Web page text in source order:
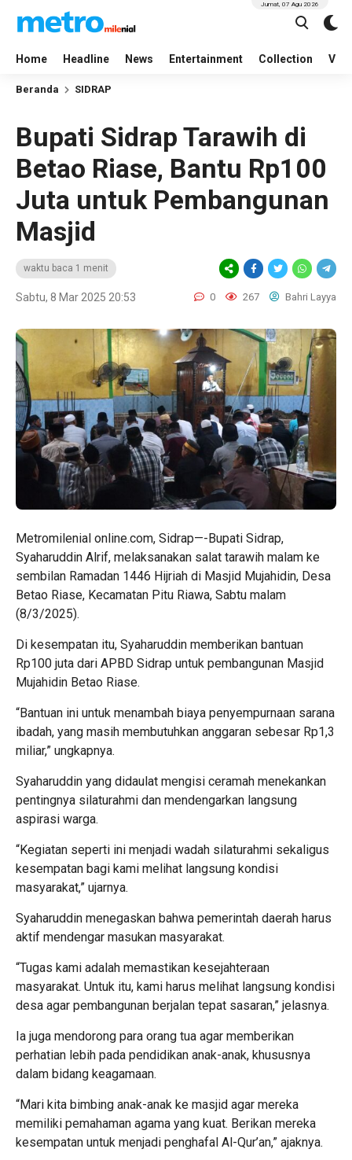
Home Headline News Entertainment Collection
Jumat, 07 Agu 2026
Beranda SIDRAP
Bupati Sidrap Tarawih di
Betao Riase, Bantu Rp100
Juta untuk Pembangunan
Masjid
waktu baca 1 menit
Sabtu, 8 Mar 2025 20:53 0 267 Bahri Layya
Metromilenial online.com, Sidrap—-Bupati Sidrap,
Syaharuddin Alrif, melaksanakan salat tarawih malam ke
sembilan Ramadan 1446 Hijriah di Masjid Mujahidin, Desa
Betao Riase, Kecamatan Pitu Riawa, Sabtu malam
(8/3/2025).
Di kesempatan itu, Syaharuddin memberikan bantuan
Rp100 juta dari APBD Sidrap untuk pembangunan Masjid
Mujahidin Betao Riase.
“Bantuan ini untuk menambah biaya penyempurnaan sarana
ibadah, yang masih membutuhkan anggaran sebesar Rp1,3
miliar,” ungkapnya.
Syaharuddin yang didaulat mengisi ceramah menekankan
pentingnya silaturahmi dan mendengarkan langsung
aspirasi warga.
“Kegiatan seperti ini menjadi wadah silaturahmi sekaligus
kesempatan bagi kami melihat langsung kondisi
masyarakat,” ujarnya.
Syaharuddin menegaskan bahwa pemerintah daerah harus
aktif mendengar masukan masyarakat.
“Tugas kami adalah memastikan kesejahteraan
masyarakat. Untuk itu, kami harus melihat langsung kondisi
desa agar pembangunan berjalan tepat sasaran,” jelasnya.
Ia juga mendorong para orang tua agar memberikan
perhatian lebih pada pendidikan anak-anak, khususnya
dalam bidang keagamaan.
“Mari kita bimbing anak-anak ke masjid agar mereka
memiliki pemahaman agama yang kuat. Berikan mereka
kesempatan untuk menjadi penghafal Al-Qur’an,” ajaknya.